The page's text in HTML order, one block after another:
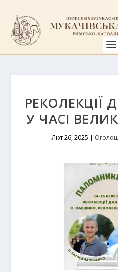
РЕКОЛЕКЦІЇ
У ЧАСІ
Лют 26, 2025 |